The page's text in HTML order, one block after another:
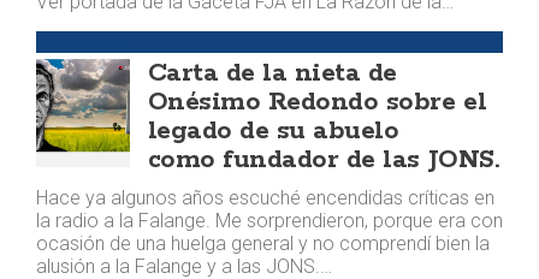
​Carta de la nieta de
Onésimo Redondo sobre el
legado de su abuelo
como fundador de las JONS.
Hace ya algunos años escuché encendidas críticas en
la radio a la Falange. Me sorprendieron, porque era con
ocasión de una huelga general y no comprendí bien la
alusión a la Falange y a las JONS.…